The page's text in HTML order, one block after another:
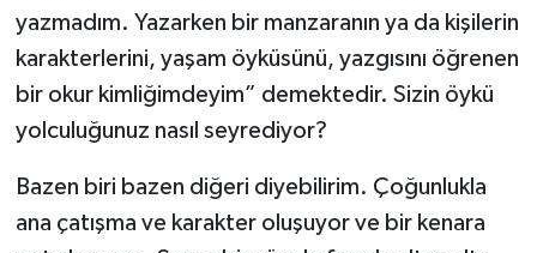
yazmadım. Yazarken bir manzaranın ya da kişilerin
karakterlerini, yaşam öyküsünü, yazgısını öğrenen
bir okur kimliğimdeyim” demektedir. Sizin öykü
yolculuğunuz nasıl seyrediyor?
Bazen biri bazen diğeri diyebilirim. Çoğunlukla
ana çatışma ve karakter oluşuyor ve bir kenara